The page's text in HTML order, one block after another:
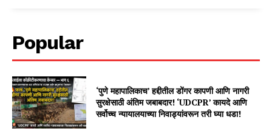
Popular
‘पुणे महापालिकाच’ हद्दीतील डोंगर कापणी आणि नागरी
सुरक्षेसाठी अंतिम जबाबदार! ‘UDCPR’ कायदे आणि
सर्वोच्च न्यायालयाच्या निवाड्यांवरून तरी घ्या धडा!